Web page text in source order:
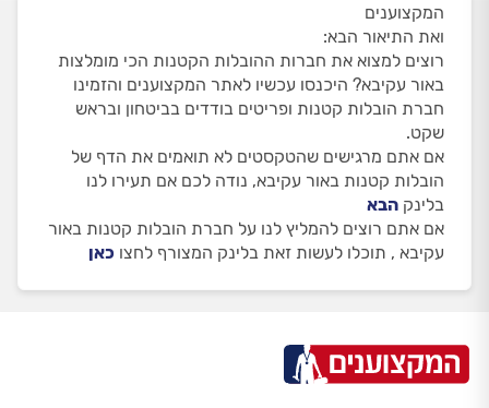
המקצוענים
ואת התיאור הבא:
רוצים למצוא את חברות ההובלות הקטנות הכי מומלצות
באור עקיבא? היכנסו עכשיו לאתר המקצוענים והזמינו
חברת הובלות קטנות ופריטים בודדים בביטחון ובראש
שקט.
אם אתם מרגישים שהטקסטים לא תואמים את הדף של
הובלות קטנות באור עקיבא, נודה לכם אם תעירו לנו
בלינק הבא
אם אתם רוצים להמליץ לנו על חברת הובלות קטנות באור
עקיבא , תוכלו לעשות זאת בלינק המצורף לחצו כאן